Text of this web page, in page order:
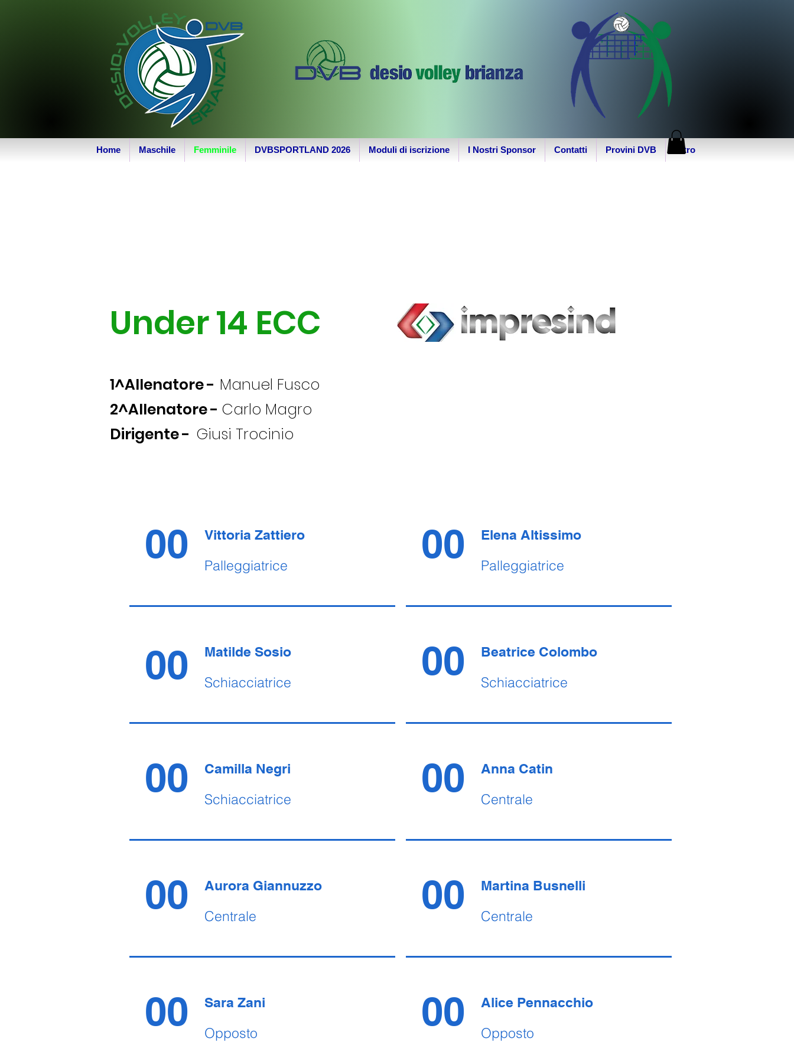
Home Maschile Femminile DVBSPORTLAND 2026 Moduli di iscrizione I Nostri Sponsor Contatti Provini DVB Altro
Under 14 ECC
1^Allenatore - Manuel Fusco
2^Allenatore - Carlo Magro
Dirigente - Giusi Trocinio
00 Vittoria Zattiero
​Palleggiatrice
00 Matilde Sosio
Schiacciatrice
00 Camilla Negri
Schiacciatrice
00 Aurora Giannuzzo
Centrale
00 Sara Zani
Opposto
00 Elena Altissimo
Palleggiatrice
00 Beatrice Colombo
Schiacciatrice
00 Anna Catin
Centrale
00 Martina Busnelli
Centrale
00 Alice Pennacchio
Opposto